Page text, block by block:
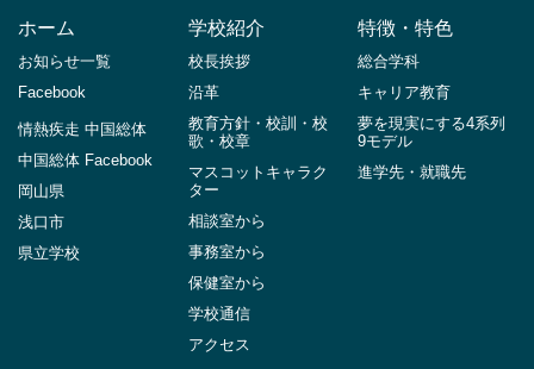
ホーム
お知らせ一覧
Facebook
情熱疾走 中国総体
中国総体 Facebook
岡山県
浅口市
県立学校
学校紹介
校長挨拶
沿革
教育方針・校訓・校
歌・校章
マスコットキャラク
ター
相談室から
事務室から
保健室から
学校通信
アクセス
特徴・特色
総合学科
キャリア教育
夢を現実にする4系列
9モデル
進学先・就職先